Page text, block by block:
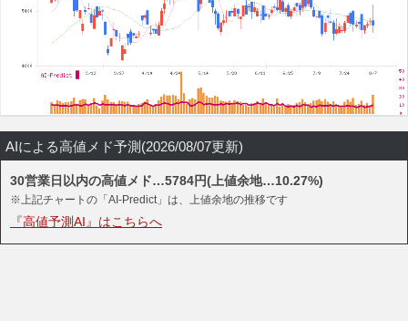
AIによる高値メド予測(2026/08/07更新)
30営業日以内の高値メド…5784円(上値余地…10.27%)
※上記チャートの「AI-Predict」は、上値余地の推移です
『高値予測AI』はこちらへ